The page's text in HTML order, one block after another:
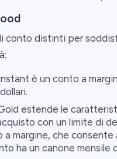
conto distinti per
è un conto a
estende le
con un limite di
a margine, che
ha un canone mensile